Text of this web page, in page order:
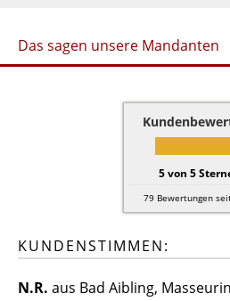
Das sagen unsere Mandanten
5von 5
79 Bewertungen
KUNDENSTIMMEN:
N.R. aus Bad Aibling, Masseurin